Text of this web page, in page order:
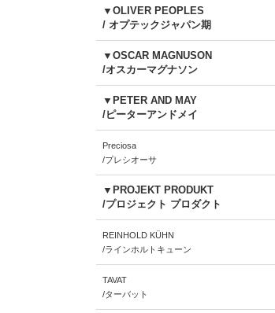
▼OLIVER PEOPLES
/ オプテックジャパン期
▼OSCAR MAGNUSON
/オスカーマグナソン
▼PETER AND MAY
/ピーターアンドメイ
Preciosa
/プレシオーサ
▼PROJEKT PRODUKT
/プロジェクト プロダクト
REINHOLD KÜHN
/ラインホルトキューン
TAVAT
/ターバット